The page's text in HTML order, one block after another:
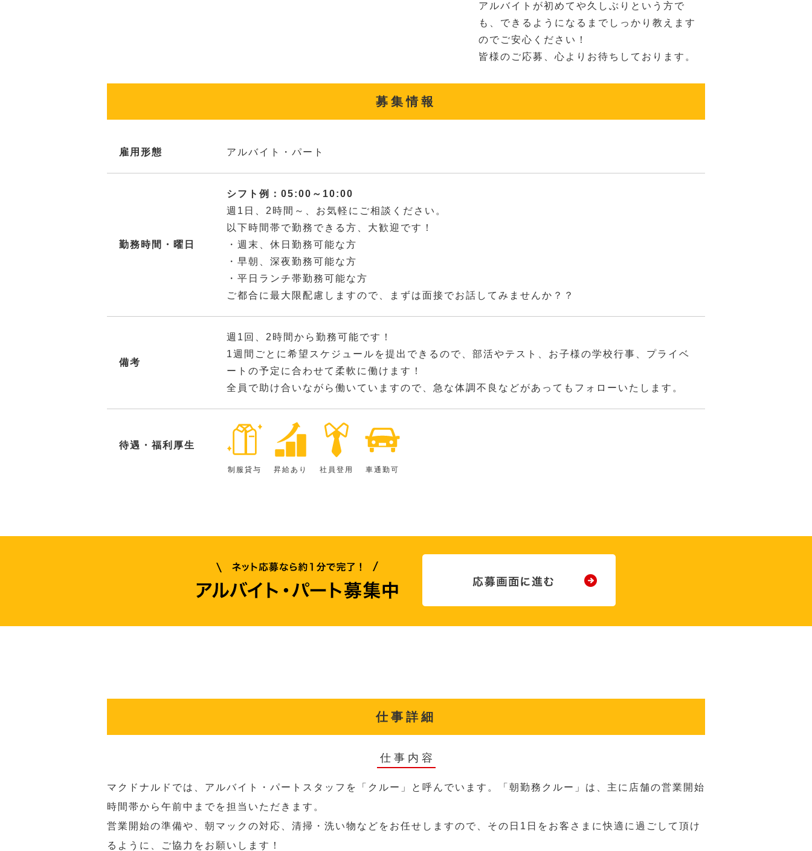
アルバイトが初めてや久しぶりという方で
も、できるようになるまでしっかり教えます
のでご安心ください！
皆様のご応募、心よりお待ちしております。
募集情報
雇用形態 アルバイト・パート
勤務時間・曜日
シフト例：05:00～10:00
週1日、2時間～、お気軽にご相談ください。
以下時間帯で勤務できる方、大歓迎です！
・週末、休日勤務可能な方
・早朝、深夜勤務可能な方
・平日ランチ帯勤務可能な方
ご都合に最大限配慮しますので、まずは面接でお話してみませんか？？
備考
週1回、2時間から勤務可能です！
1週間ごとに希望スケジュールを提出できるので、部活やテスト、お子様の学校行事、プライベ
ートの予定に合わせて柔軟に働けます！
全員で助け合いながら働いていますので、急な体調不良などがあってもフォローいたします。
待遇・福利厚生
制服貸与 昇給あり 社員登用 車通勤可
仕事詳細
仕事内容
マクドナルドでは、アルバイト・パートスタッフを「クルー」と呼んでいます。「朝勤務クルー」は、主に店舗の営業開始
時間帯から午前中までを担当いただきます。
営業開始の準備や、朝マックの対応、清掃・洗い物などをお任せしますので、その日1日をお客さまに快適に過ごして頂け
るように、ご協力をお願いします！